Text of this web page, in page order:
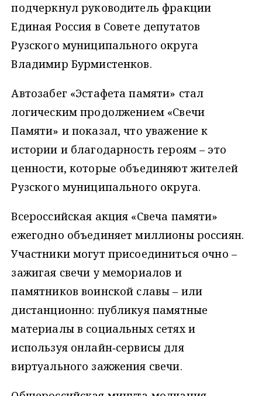
подчеркнул руководитель фракции
Единая Россия в Совете депутатов
Рузского муниципального округа
Владимир Бурмистенков.
Автозабег «Эстафета памяти» стал
логическим продолжением «Свечи
Памяти» и показал, что уважение к
истории и благодарность героям – это
ценности, которые объединяют жителей
Рузского муниципального округа.
Всероссийская акция «Свеча памяти»
ежегодно объединяет миллионы россиян.
Участники могут присоединиться очно –
зажигая свечи у мемориалов и
памятников воинской славы – или
дистанционно: публикуя памятные
материалы в социальных сетях и
используя онлайн‑сервисы для
виртуального зажжения свечи.